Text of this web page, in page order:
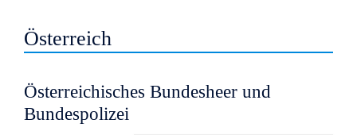
Österreich
Österreichisches Bundesheer und
Bundespolizei